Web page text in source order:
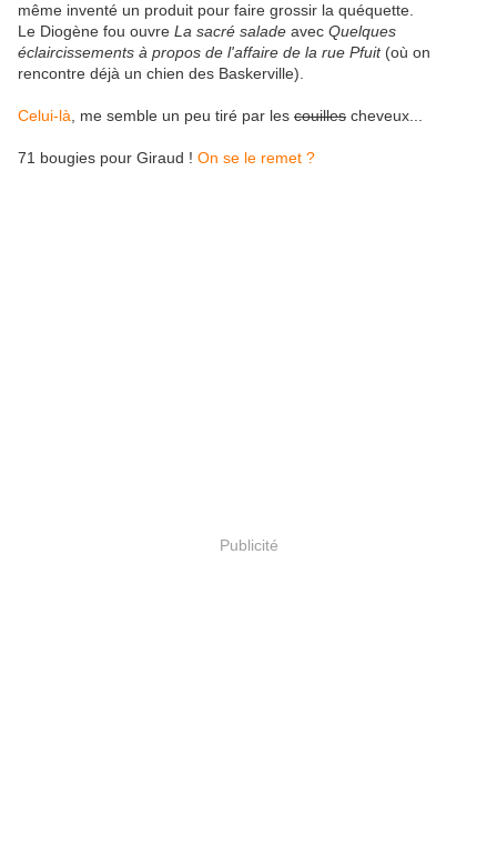
même inventé un produit pour faire grossir la quéquette.
Le Diogène fou ouvre La sacré salade avec Quelques
éclaircissements à propos de l'affaire de la rue Pfuit(où on
rencontre déjà un chien des Baskerville).
Celui-là , me semble un peu tiré par les couilles cheveux...
71 bougies pour Giraud ! On se le remet ?
Publicité